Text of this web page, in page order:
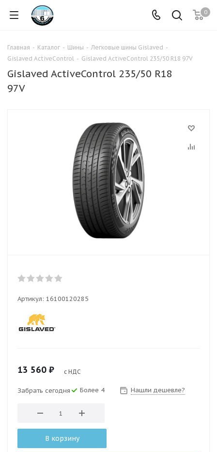
0
Главная - Каталог - Шины - Легковые шины Gislaved -
Gislaved ActiveControl - Gislaved ActiveControl 235/50 R18 97V
Gislaved ActiveControl 235/50 R18
97V
Артикул: 16100120285
13 560 ₽ с НДС
Забрать сегодня Более 4 Нашли дешевле?
В корзину